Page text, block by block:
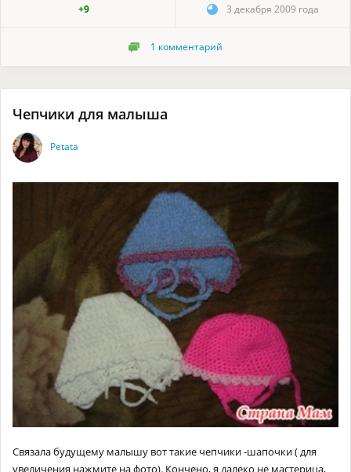
+9 3 декабря 2009 года
1 комментарий
Чепчики для малыша
Petata
Связала будущему малышу вот такие чепчики -шапочки ( для
увеличения нажмите на фото). Кончено, я далеко не мастерица,